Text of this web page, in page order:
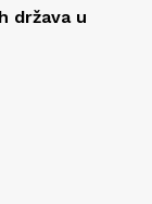
država u